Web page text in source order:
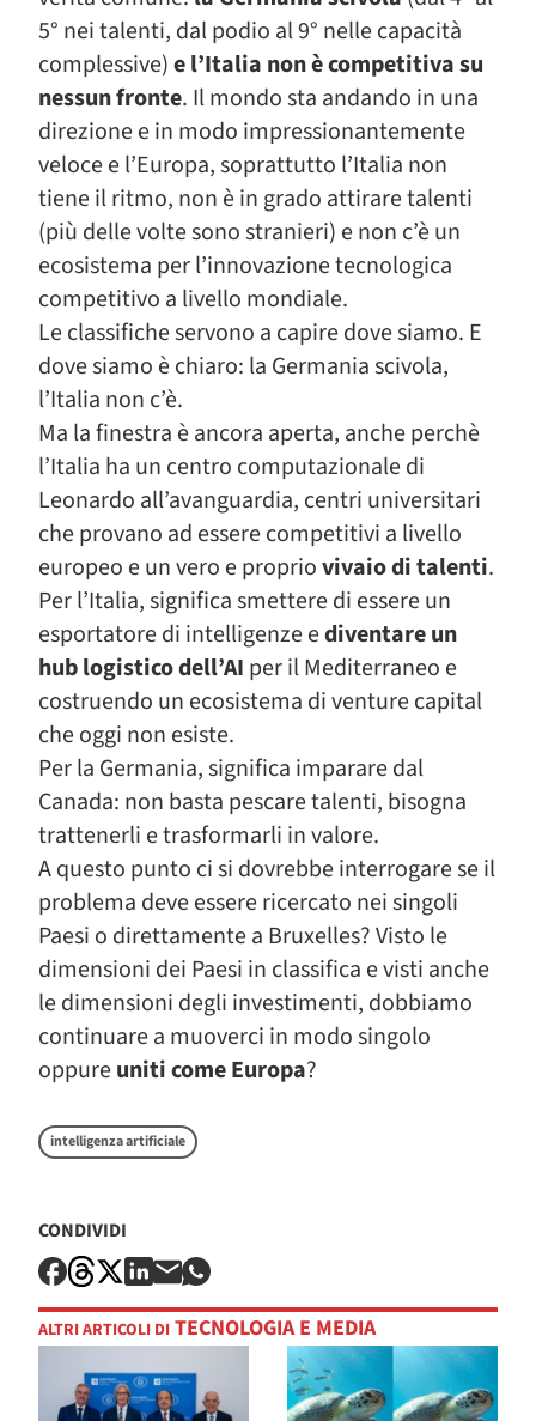
5° nei talenti, dal podio al 9° nelle capacità
complessive)e l’Italia non è competitiva su
nessun fronte. Il mondo sta andando in una
direzione e in modo impressionantemente
veloce e l’Europa, soprattutto l’Italia non
tiene il ritmo, non è in grado attirare talenti
(più delle volte sono stranieri) e non c’è un
ecosistema per l’innovazione tecnologica
competitivo a livello mondiale.
Le classifiche servono a capire dove siamo. E
dove siamo è chiaro: la Germania scivola,
l’Italia non c’è.
Ma la finestra è ancora aperta, anche perchè
l’Italia ha un centro computazionale di
Leonardo all’avanguardia, centri universitari
che provano ad essere competitivi a livello
europeo e un vero e propriovivaio di talenti.
Per l’Italia, significa smettere di essere un
esportatore di intelligenze ediventare un
hub logistico dell’AI per il Mediterraneo e
costruendo un ecosistema di venture capital
che oggi non esiste.
Per la Germania, significa imparare dal
Canada: non basta pescare talenti, bisogna
trattenerli e trasformarli in valore.
A questo punto ci si dovrebbe interrogare se il
problema deve essere ricercato nei singoli
Paesi o direttamente a Bruxelles? Visto le
dimensioni dei Paesi in classifica e visti anche
le dimensioni degli investimenti, dobbiamo
continuare a muoverci in modo singolo
oppureuniti come Europa?
intelligenza artificiale
CONDIVIDI
ALTRI ARTICOLI DI TECNOLOGIA E MEDIA